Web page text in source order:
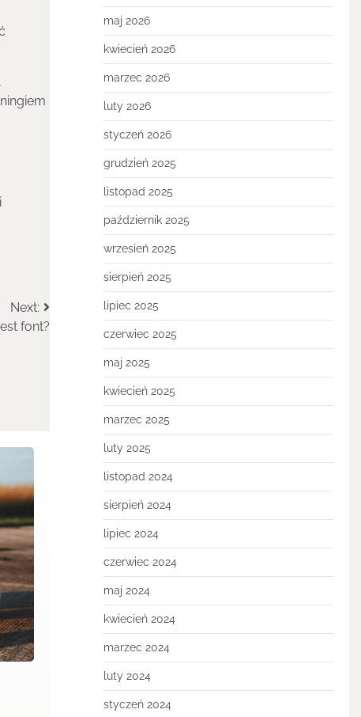
Next:
font?
maj 2026
kwiecień 2026
marzec 2026
luty 2026
styczeń 2026
grudzień 2025
listopad 2025
październik 2025
wrzesień 2025
sierpień 2025
lipiec 2025
czerwiec 2025
maj 2025
kwiecień 2025
marzec 2025
luty 2025
listopad 2024
sierpień 2024
lipiec 2024
czerwiec 2024
maj 2024
kwiecień 2024
marzec 2024
luty 2024
styczeń 2024